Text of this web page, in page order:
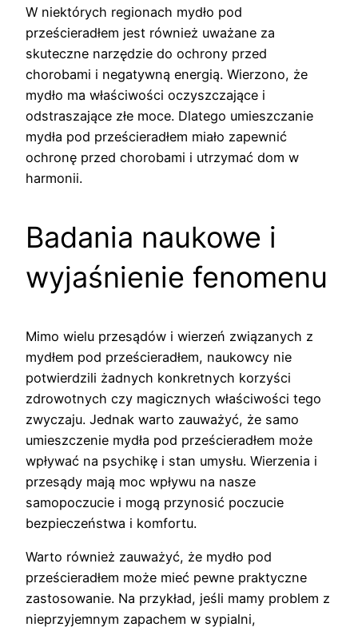
W niektórych regionach mydło pod
prześcieradłem jest również uważane za
skuteczne narzędzie do ochrony przed
chorobami i negatywną energią. Wierzono, że
mydło ma właściwości oczyszczające i
odstraszające złe moce. Dlatego umieszczanie
mydła pod prześcieradłem miało zapewnić
ochronę przed chorobami i utrzymać dom w
harmonii.
Badania naukowe i
wyjaśnienie fenomenu
Mimo wielu przesądów i wierzeń związanych z
mydłem pod prześcieradłem, naukowcy nie
potwierdzili żadnych konkretnych korzyści
zdrowotnych czy magicznych właściwości tego
zwyczaju. Jednak warto zauważyć, że samo
umieszczenie mydła pod prześcieradłem może
wpływać na psychikę i stan umysłu. Wierzenia i
przesądy mają moc wpływu na nasze
samopoczucie i mogą przynosić poczucie
bezpieczeństwa i komfortu.
Warto również zauważyć, że mydło pod
prześcieradłem może mieć pewne praktyczne
zastosowanie. Na przykład, jeśli mamy problem z
nieprzyjemnym zapachem w sypialni,